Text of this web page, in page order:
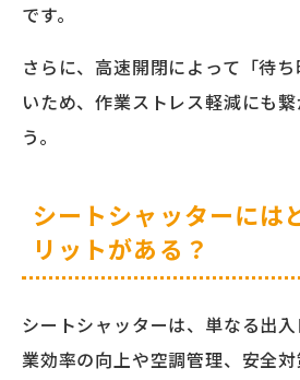
です。
さらに、高速開閉によって「待
いため、作業ストレス軽減にも
う。
シートシャッターには
リットがある？
シートシャッターは、単なる出
業効率の向上や空調管理、安全